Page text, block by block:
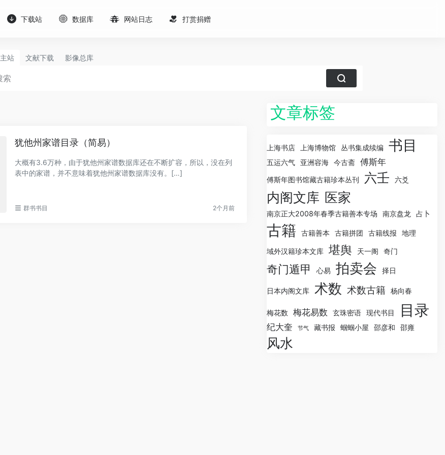
下载站 数据库 网站日志 打赏捐赠
主站 文献下载 影像总库
犹他州家谱目录（简易）
大概有3.6万种，由于犹他州家谱数据库还在不断扩容，所以，没在列
表中的家谱，并不意味着犹他州家谱数据库没有。[…]
群书书目 2个月前
文章标签
上海书店 上海博物馆 丛书集成续编 书目
五运六气 亚洲容海 今古斋 傅斯年
傅斯年图书馆藏古籍珍本丛刊 六壬 六爻
内阁文库 医家
南京正大2008年春季古籍善本专场 南京盘龙 占卜
古籍 古籍善本 古籍拼团 古籍线报 地理
域外汉籍珍本文库 堪舆 天一阁 奇门
奇门遁甲 心易 拍卖会 择日
日本内阁文库 术数 术数古籍 杨向春
梅花数 梅花易数 玄珠密语 现代书目 目录
纪大奎 节气 藏书报 蝈蝈小屋 邵彦和 邵雍
风水